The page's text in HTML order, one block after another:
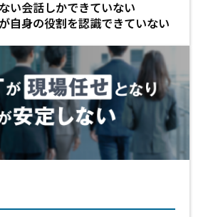
い会話しかできていない
自身の役割を認識できていない